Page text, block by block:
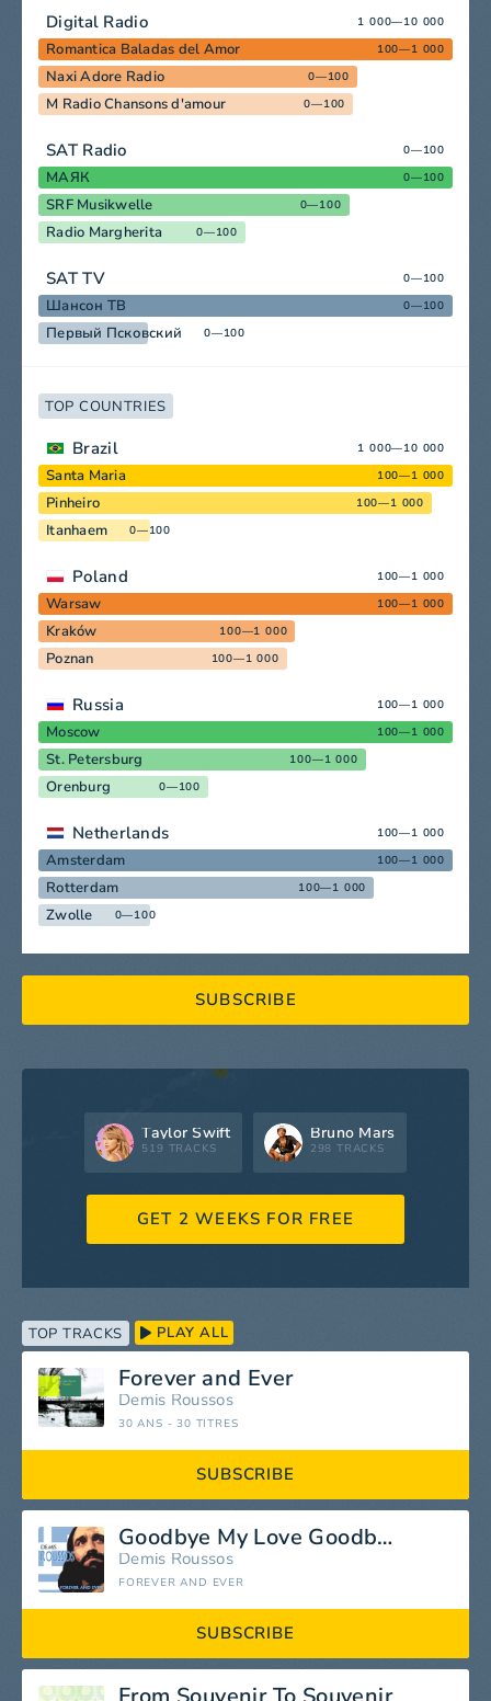
Digital Radio 1 000—10 000
Romantica Baladas del Amor 100—1 000
Naxi Adore Radio 0—100
M Radio Chansons d'amour 0—100
SAT Radio 0—100
МАЯК 0—100
SRF Musikwelle 0—100
Radio Margherita 0—100
SAT TV 0—100
Шансон ТВ 0—100
Первый Псковский 0—100
TOP COUNTRIES
Brazil 1 000—10 000
Santa Maria 100—1 000
Pinheiro 100—1 000
Itanhaem 0—100
Poland 100—1 000
Warsaw 100—1 000
Kraków 100—1 000
Poznan 100—1 000
Russia 100—1 000
Moscow 100—1 000
St. Petersburg 100—1 000
Orenburg 0—100
Netherlands 100—1 000
Amsterdam 100—1 000
Rotterdam 100—1 000
Zwolle 0—100
SUBSCRIBE
Taylor Swift
519 TRACKS
Bruno Mars
298 TRACKS
GET 2 WEEKS FOR FREE
TOP TRACKS PLAY ALL
Forever and Ever
Demis Roussos
30 ANS - 30 TITRES
SUBSCRIBE
Goodbye My Love Goodbye
Demis Roussos
FOREVER AND EVER
SUBSCRIBE